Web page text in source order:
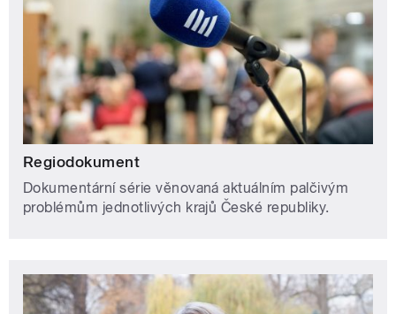
Regiodokument
Dokumentární série věnovaná aktuálním palčivým
problémům jednotlivých krajů České republiky.